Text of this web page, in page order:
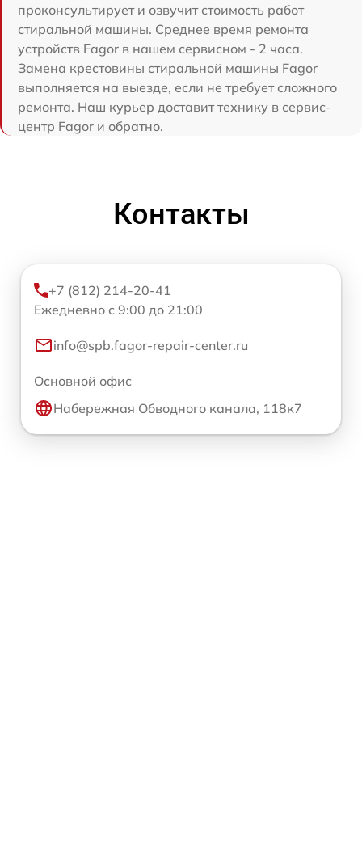
проконсультирует и озвучит стоимость работ
стиральной машины. Среднее время ремонта
устройств Fagor в нашем сервисном - 2 часа.
Замена крестовины стиральной машины Fagor
выполняется на выезде, если не требует сложного
ремонта. Наш курьер доставит технику в сервис-
центр Fagor и обратно.
Контакты
+7 (812) 214-20-41
Ежедневно с 9:00 до 21:00
info@spb.fagor-repair-center.ru
Основной офис
Набережная Обводного канала, 118к7